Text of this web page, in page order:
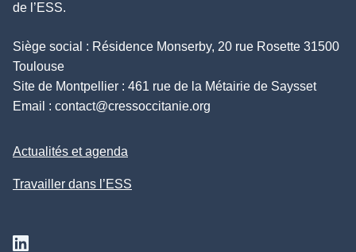
de l’ESS.
Siège social : Résidence Monserby, 20 rue Rosette 31500
Toulouse
Site de Montpellier : 461 rue de la Métairie de Saysset
Email : contact@cressoccitanie.org
Actualités et agenda
Travailler dans l’ESS